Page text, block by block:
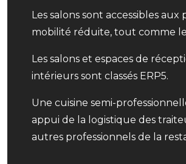
Les salons sont accessibles aux
mobilité réduite, tout comme
Les salons et espaces de
intérieurs sont classés ERP5.
Une cuisine semi-
appui de la logistique des
autres professionnels de la